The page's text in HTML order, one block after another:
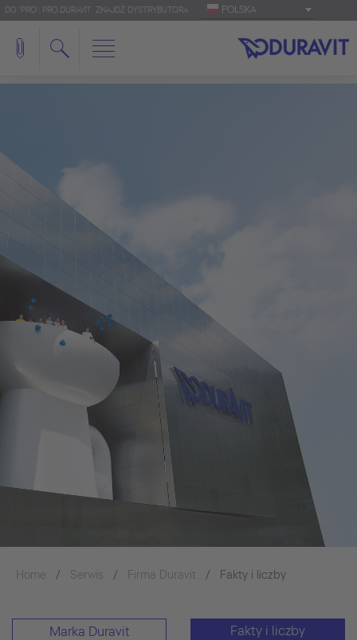
DO 'PRO': PRO.DURAVIT ZNAJDŹ DYSTRYBUTORA POLSKA
Home Serwis Firma Duravit Fakty i liczby
Marka Duravit Fakty i liczby